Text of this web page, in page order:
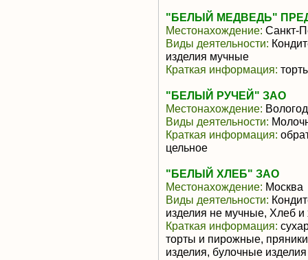
"БЕЛЫЙ МЕДВЕДЬ"
Местонахождение: Санкт-
Виды деятельности:
изделия мучные
Краткая информация:
"БЕЛЫЙ РУЧЕЙ" ЗАО
Местонахождение:
Виды деятельности:
Краткая информация:
цельное
"БЕЛЫЙ ХЛЕБ" ЗАО
Местонахождение: Москва
Виды деятельности:
изделия не мучные, Хлеб
Краткая информация:
торты и пирожные,
изделия, булочные изделия